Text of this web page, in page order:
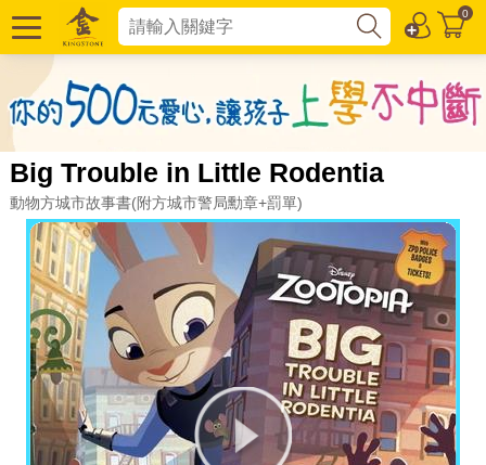
0
Big Trouble in Little Rodentia
動物方城市故事書(附方城市警局勳章+罰單)